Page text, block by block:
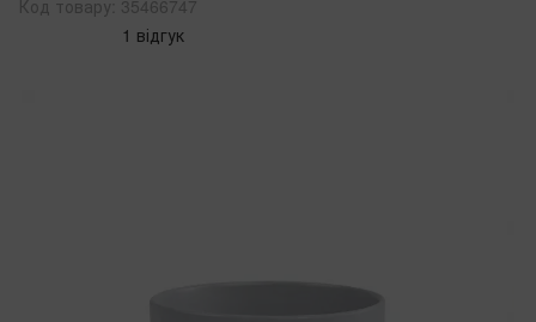
Код товару: 35466747
1 відгук